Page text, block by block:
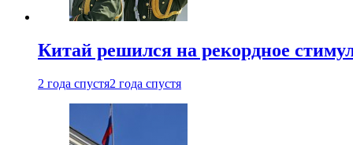
Китай решился на рекордное
2 года спустя2 года спустя